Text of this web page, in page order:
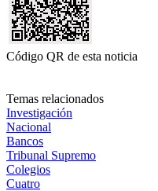
Código QR de esta noticia
Temas relacionados
Investigación
Nacional
Bancos
Tribunal Supremo
Colegios
Cuatro